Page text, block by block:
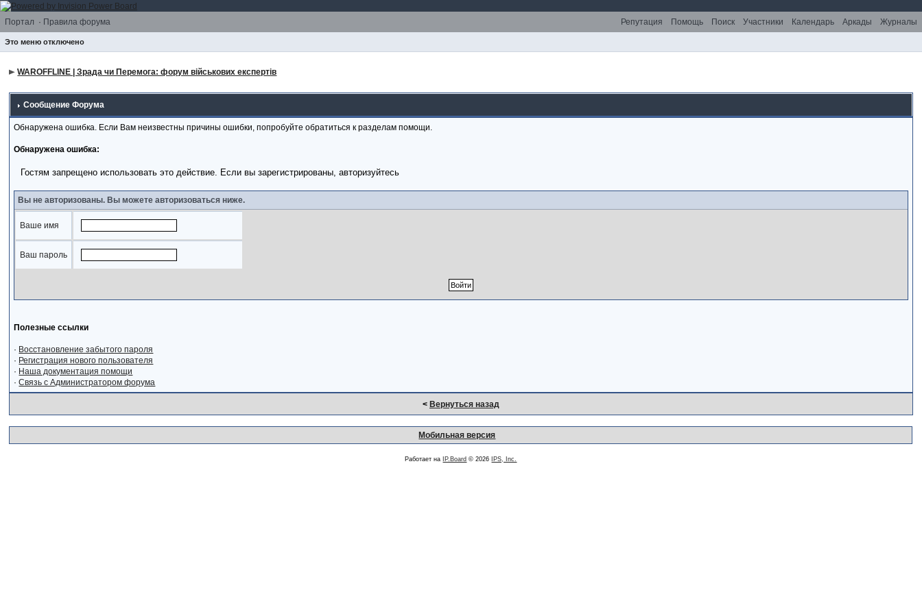
Портал · Правила форума Репутация Помощь Поиск Участники Календарь Аркады Журналы
Это меню отключено
WAROFFLINE | Зрада чи Перемога: форум військових експертів
Сообщение Форума
Обнаружена ошибка. Если Вам неизвестны причины ошибки, попробуйте обратиться к разделам помощи.
Обнаружена ошибка:
Гостям запрещено использовать это действие. Если вы зарегистрированы, авторизуйтесь
Вы не авторизованы. Вы можете авторизоваться ниже.
Ваше имя
Ваш пароль
Полезные ссылки
· Восстановление забытого пароля
· Регистрация нового пользователя
· Наша документация помощи
·Связь с Администратором форума
< Вернуться назад
Мобильная версия
Работает на IP.Board © 2026 IPS, Inc.